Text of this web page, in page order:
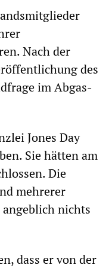
Nach der
des
im Abgas-
Jones Day
Sie hätten am
Die
mehrerer
nichts
dass er von der